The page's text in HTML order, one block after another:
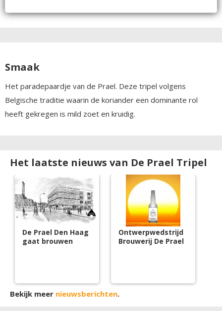
Smaak
Het paradepaardje van de Prael. Deze tripel volgens
Belgische traditie waarin de koriander een dominante rol
heeft gekregen is mild zoet en kruidig.
Het laatste nieuws van De Prael Tripel
De Prael Den Haag
gaat brouwen
Ontwerpwedstrijd
Brouwerij De Prael
Bekijk meer nieuwsberichten.